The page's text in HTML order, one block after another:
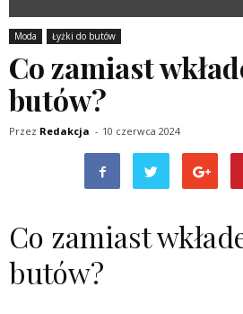
Moda Łyżki do butów
Co zamiast
butów?
Przez Redakcja - 10 czerwca 2024
Co zamiast
butów?